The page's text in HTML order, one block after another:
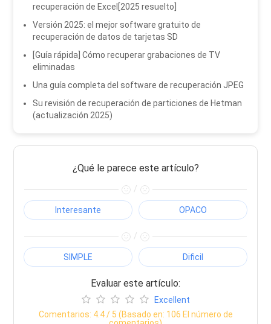
recuperación de Excel[2025 resuelto]
Versión 2025: el mejor software gratuito de
recuperación de datos de tarjetas SD
[Guía rápida] Cómo recuperar grabaciones de TV
eliminadas
Una guía completa del software de recuperación JPEG
Su revisión de recuperación de particiones de Hetman
(actualización 2025)
¿Qué le parece este artículo?
/
Interesante OPACO
/
SIMPLE Dificil
Evaluar este artículo:
Excellent
Comentarios: 4.4/ 5 (Basado en: 106 El número de